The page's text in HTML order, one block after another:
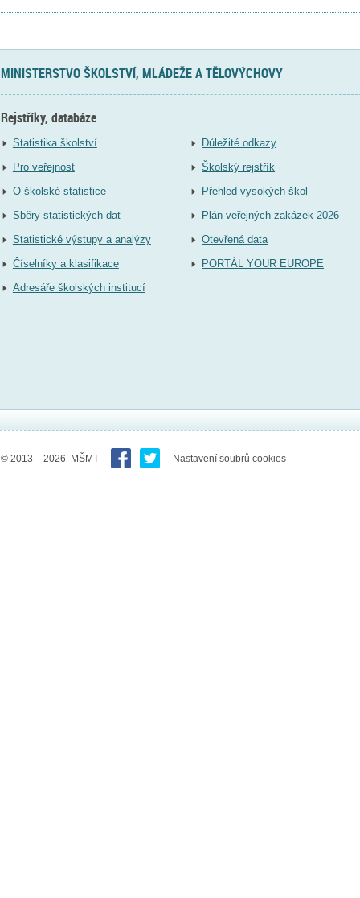
MINISTERSTVO ŠKOLSTVÍ, MLÁDEŽE A TĚLOVÝCHOVY
Rejstříky, databáze
Statistika školství
Pro veřejnost
O školské statistice
Sběry statistických dat
Statistické výstupy a analýzy
Číselníky a klasifikace
Adresáře školských institucí
Důležité odkazy
Školský rejstřík
Přehled vysokých škol
Plán veřejných zakázek 2026
Otevřená data
PORTÁL YOUR EUROPE
© 2013 – 2026 MŠMT Nastavení soubrů cookies